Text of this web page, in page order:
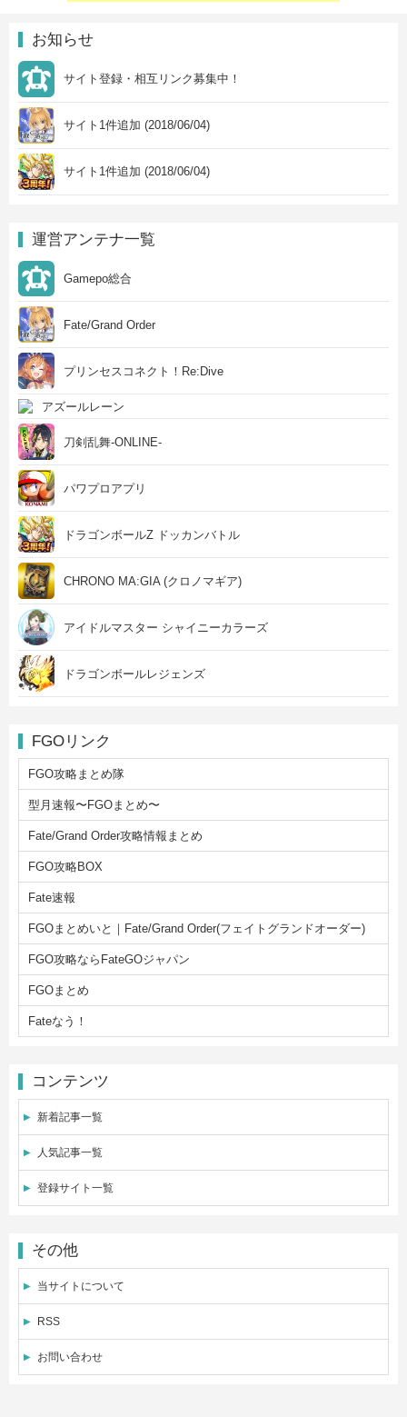
お知らせ
サイト登録・相互リンク募集中！
サイト1件追加 (2018/06/04)
サイト1件追加 (2018/06/04)
運営アンテナ一覧
Gamepo総合
Fate/Grand Order
プリンセスコネクト！Re:Dive
アズールレーン
刀剣乱舞-ONLINE-
パワプロアプリ
ドラゴンボールZ ドッカンバトル
CHRONO MA:GIA (クロノマギア)
アイドルマスター シャイニーカラーズ
ドラゴンボールレジェンズ
FGOリンク
FGO攻略まとめ隊
型月速報〜FGOまとめ〜
Fate/Grand Order攻略情報まとめ
FGO攻略BOX
Fate速報
FGOまとめいと｜Fate/Grand Order(フェイトグランドオーダー)
FGO攻略ならFateGOジャパン
FGOまとめ
Fateなう！
コンテンツ
新着記事一覧
人気記事一覧
登録サイト一覧
その他
当サイトについて
RSS
お問い合わせ